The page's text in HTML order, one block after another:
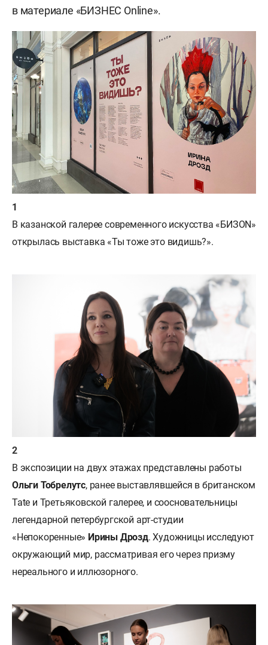
в материале «БИЗНЕС Online».
В казанской галерее современного искусства «БИЗON»
открылась выставка «Ты тоже это видишь?».
В экспозиции на двух этажах представлены работы
Ольги Тобрелутс, ранее выставлявшейся в британском
Tate и Третьяковской галерее, и соосновательницы
легендарной петербургской арт-студии
«Непокоренные» Ирины Дрозд. Художницы исследуют
окружающий мир, рассматривая его через призму
нереального и иллюзорного.